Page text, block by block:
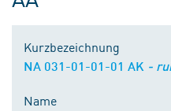
Kurzbezeichnung
NA 031-01-01-01 AK -
Name